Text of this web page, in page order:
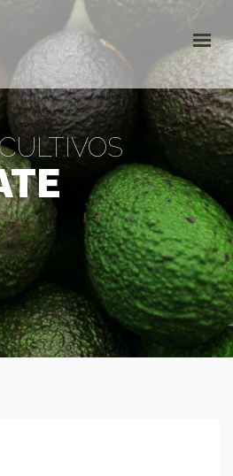
CULTIVOS
¿QUIÉNES SOMOS?
CATÁLOGO
TRABAJE CON NOSOTROS
INGRESO PLATAFORMA
+57 310 2266290
servicioalcliente@microfertisa.com.co